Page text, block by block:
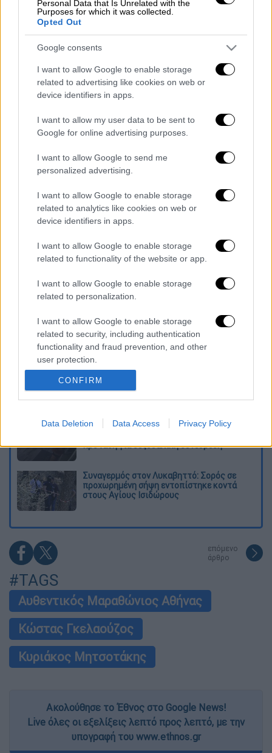
Personal Data that Is Unrelated with the
Purposes for which it was collected.
Opted Out
Google consents
I want to allow Google to enable storage
related to advertising like cookies on web or
device identifiers in apps.
I want to allow my user data to be sent to
Google for online advertising purposes.
I want to allow Google to send me
personalized advertising.
I want to allow Google to enable storage
related to analytics like cookies on web or
device identifiers in apps.
I want to allow Google to enable storage
related to functionality of the website or app.
I want to allow Google to enable storage
related to personalization.
I want to allow Google to enable storage
related to security, including authentication
functionality and fraud prevention, and other
user protection.
CONFIRM
Data Deletion Data Access Privacy Policy
Συγχαρητήρια!#AthensMarathon
— Prime Minister GR
(@PrimeministerGR)
2021
ΔΙΑΒΑΣΤΕ ΕΠΙΣΗΣ
Αθλητισμός 14.11.2021 11:44
ιστορικό ρεκόρ 17 χρόνων ο Κώστας
Γκελαούζος
Αθλητισμός|14.11.2021 19:20
Οι ήρωες των μεγάλων ρεκόρ στον
Μαραθώνιο της Αθήνας
Διαβάστε ακόμη
Kadebostany στο ethnos.gr: «Κάποτε
πίστευα ότι το να είσαι outsider ήταν
αδυναμία, τώρα το βλέπω ως δύναμη»
«Χωρίς σκηνές και κουβέρτες σε ακραίες
θερμοκρασίες»: Σε δραματικές συνθήκες
Η ΕΛΑΣ διαψεύδει το περιστατικό με
πρόταση για σεξουαλική συνεύρεση
Συναγερμός στον Λυκαβηττό: Σορός σε
προχωρημένη σήψη εντοπίστηκε κοντά
στους Αγίους Ισιδώρους
επόμενο
άρθρο
#TAGS
Αυθεντικός Μαραθώνιος Αθήνας
Κώστας Γκελαούζος
Κυριάκος Μητσοτάκης
Ακολούθησε το Έθνος στο Google News!
Live όλες οι εξελίξεις λεπτό προς λεπτό, με την
υπογραφή του www.ethnos.gr